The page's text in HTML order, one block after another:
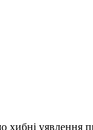
хибні уявлення